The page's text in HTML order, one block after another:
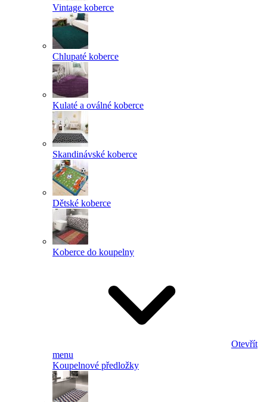
Vintage koberce
Chlupaté koberce
Kulaté a oválné koberce
Skandinávské koberce
Dětské koberce
Koberce do koupelny
Otevřít
menu
Koupelnové předložky